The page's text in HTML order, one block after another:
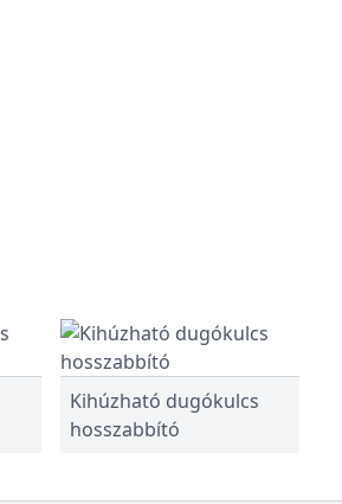
Kihúzható dugókulcs
hosszabbító